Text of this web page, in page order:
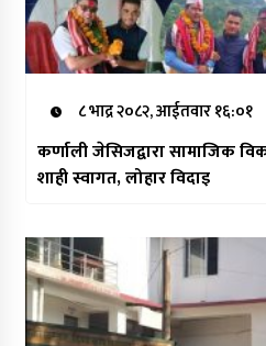
८ भाद्र २०८२, आईतवार १६:०१
कर्णाली जेसिजद्वारा सामाजिक
शाही स्वागत, लोहार विदाइ